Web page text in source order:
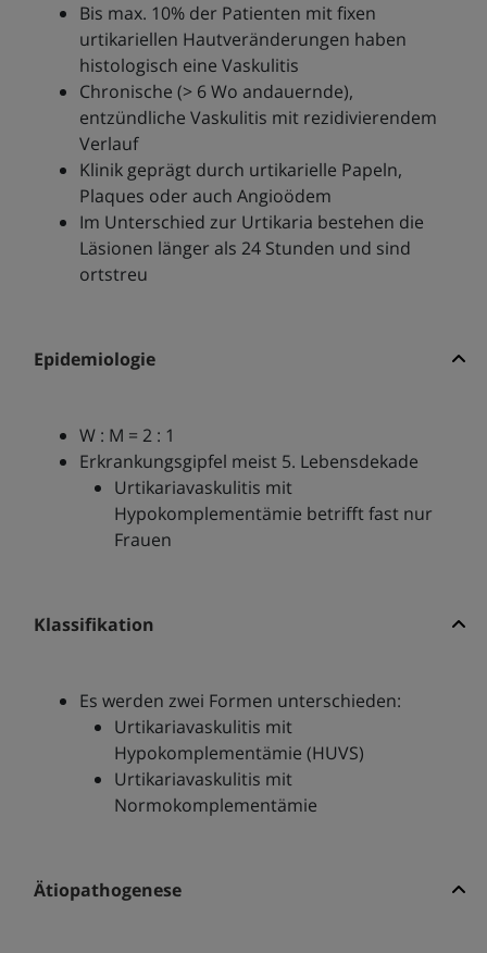
Bis max. 10% der Patienten mit fixen
urtikariellen Hautveränderungen haben
histologisch eine Vaskulitis
Chronische (> 6 Wo andauernde),
entzündliche Vaskulitis mit rezidivierendem
Verlauf
Klinik geprägt durch urtikarielle Papeln,
Plaques oder auch Angioödem
Im Unterschied zur Urtikaria bestehen die
Läsionen länger als 24 Stunden und sind
ortstreu
Epidemiologie
W : M = 2 : 1
Erkrankungsgipfel meist 5. Lebensdekade
Urtikariavaskulitis mit
Hypokomplementämie betrifft fast nur
Frauen
Klassifikation
Es werden zwei Formen unterschieden:
Urtikariavaskulitis mit
Hypokomplementämie (HUVS)
Urtikariavaskulitis mit
Normokomplementämie
Ätiopathogenese